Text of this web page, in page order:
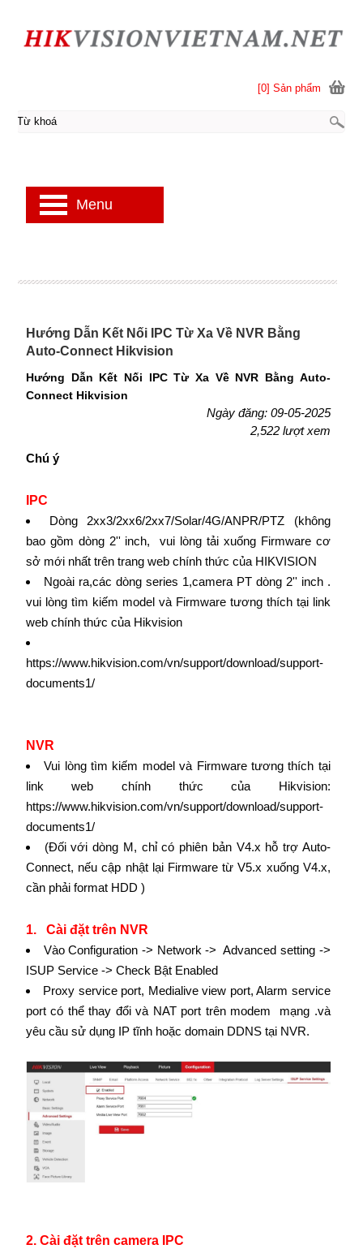
Hướng Dẫn Kết Nối IPC Từ Xa Về NVR Bằng
Auto-Connect Hikvision
Hướng Dẫn Kết Nối IPC Từ Xa Về NVR Bằng Auto-
Connect Hikvision
Ngày đăng: 09-05-2025
2,522 lượt xem
Chú ý
IPC
Dòng 2xx3/2xx6/2xx7/Solar/4G/ANPR/PTZ (không
bao gồm dòng 2'' inch, vui lòng tải xuống Firmware cơ
sở mới nhất trên trang web chính thức của HIKVISION
Ngoài ra,các dòng series 1,camera PT dòng 2'' inch .
vui lòng tìm kiếm model và Firmware tương thích tại link
web chính thức của Hikvision
https://www.hikvision.com/vn/support/download/support-
documents1/
NVR
Vui lòng tìm kiếm model và Firmware tương thích tại
link web chính thức của Hikvision:
https://www.hikvision.com/vn/support/download/support-
documents1/
(Đối với dòng M, chỉ có phiên bản V4.x hỗ trợ Auto-
Connect, nếu cập nhật lại Firmware từ V5.x xuống V4.x,
cần phải format HDD )
1. Cài đặt trên NVR
Vào Configuration -> Network -> Advanced setting ->
ISUP Service -> Check Bật Enabled
Proxy service port, Medialive view port, Alarm service
port có thể thay đổi và NAT port trên modem mạng .và
yêu cầu sử dụng IP tĩnh hoặc domain DDNS tại NVR.
2. Cài đặt trên camera IPC
[0] Sản phẩm
Menu